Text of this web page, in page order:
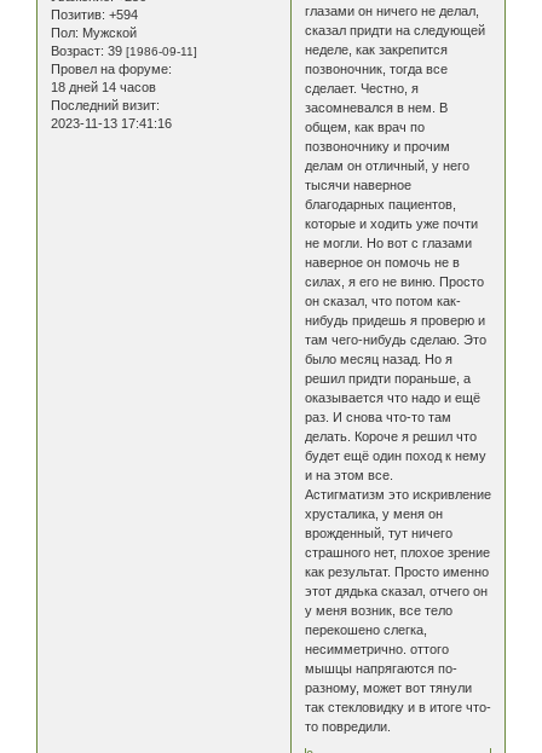
Позитив: +594
Пол: Мужской
Возраст: 39 [1986-09-11]
Провел на форуме:
18 дней 14 часов
Последний визит:
2023-11-13 17:41:16
глазами он ничего не делал,
сказал придти на следующей
неделе, как закрепится
позвоночник, тогда все
сделает. Честно, я
засомневался в нем. В
общем, как врач по
позвоночнику и прочим
делам он отличный, у него
тысячи наверное
благодарных пациентов,
которые и ходить уже почти
не могли. Но вот с глазами
наверное он помочь не в
силах, я его не виню. Просто
он сказал, что потом как-
нибудь придешь я проверю и
там чего-нибудь сделаю. Это
было месяц назад. Но я
решил придти пораньше, а
оказывается что надо и ещё
раз. И снова что-то там
делать. Короче я решил что
будет ещё один поход к нему
и на этом все.
Астигматизм это искривление
хрусталика, у меня он
врожденный, тут ничего
страшного нет, плохое зрение
как результат. Просто именно
этот дядька сказал, отчего он
у меня возник, все тело
перекошено слегка,
несимметрично. оттого
мышцы напрягаются по-
разному, может вот тянули
так стекловидку и в итоге что-
то повредили.